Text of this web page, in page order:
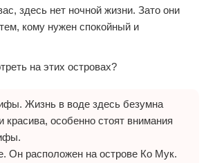
здесь нет ночной жизни. Зато они
кому нужен спокойный и
на этих островах?
Жизнь в воде здесь безумна
красива, особенно стоят внимания
Он расположен на острове Ко Мук.